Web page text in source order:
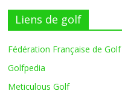
Liens de golf
Fédération Française de Golf
Golfpedia
Meticulous Golf